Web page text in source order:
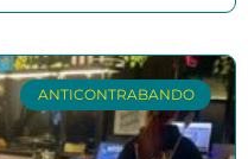
ANTICONTRABANDO